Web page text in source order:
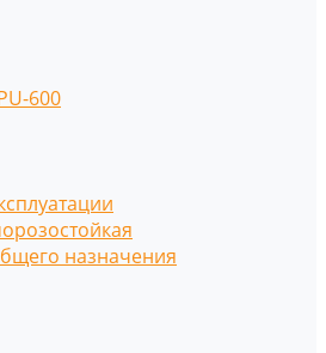
600
назначения